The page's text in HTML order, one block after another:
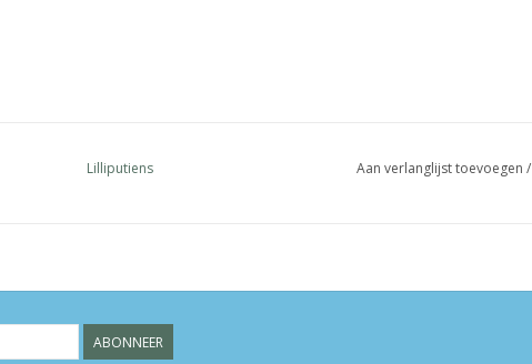
Lilliputiens Aan verlanglijst toevoegen /
ABONNEER